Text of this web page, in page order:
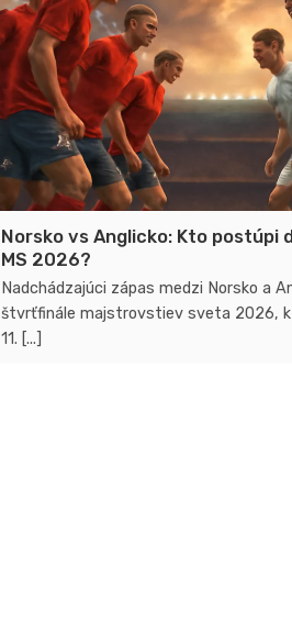
Norsko vs Anglicko: Kto postúpi
MS 2026?
Nadchádzajúci zápas medzi Norsko a
štvrťfinále majstrovstiev sveta 2026,
11. [...]